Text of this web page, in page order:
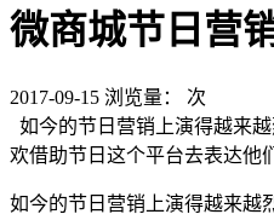
微商城节日营
2017-09-15 浏览量：
次
如今的节日营销上演得越来
欢借助节日这个平台去表达他们
如今的节日营销上演得越来越